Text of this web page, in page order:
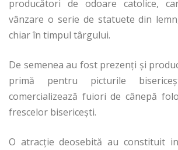
producători de odoare catolice,
vânzare o serie de statuete din
chiar în timpul târgului.
De semenea au fost prezenţi şi
primă pentru picturile
comercializează fuiori de cânepă
frescelor bisericeşti.
O atracţie deosebită au constituit